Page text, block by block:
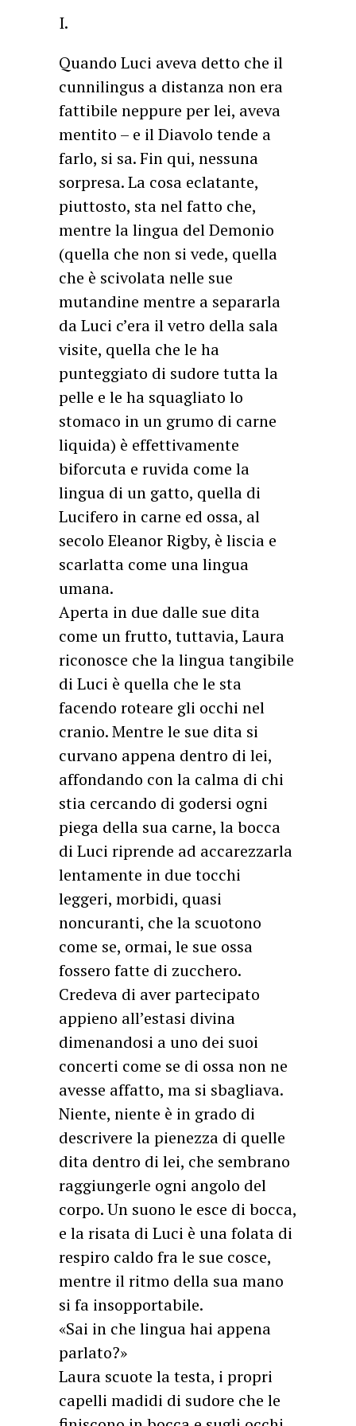
I.
Quando Luci aveva detto che il
cunnilingus a distanza non era
fattibile neppure per lei, aveva
mentito – e il Diavolo tende a
farlo, si sa. Fin qui, nessuna
sorpresa. La cosa eclatante,
piuttosto, sta nel fatto che,
mentre la lingua del Demonio
(quella che non si vede, quella
che è scivolata nelle sue
mutandine mentre a separarla
da Luci c’era il vetro della sala
visite, quella che le ha
punteggiato di sudore tutta la
pelle e le ha squagliato lo
stomaco in un grumo di carne
liquida) è effettivamente
biforcuta e ruvida come la
lingua di un gatto, quella di
Lucifero in carne ed ossa, al
secolo Eleanor Rigby, è liscia e
scarlatta come una lingua
umana.
Aperta in due dalle sue dita
come un frutto, tuttavia, Laura
riconosce che la lingua tangibile
di Luci è quella che le sta
facendo roteare gli occhi nel
cranio. Mentre le sue dita si
curvano appena dentro di lei,
affondando con la calma di chi
stia cercando di godersi ogni
piega della sua carne, la bocca
di Luci riprende ad accarezzarla
lentamente in due tocchi
leggeri, morbidi, quasi
noncuranti, che la scuotono
come se, ormai, le sue ossa
fossero fatte di zucchero.
Credeva di aver partecipato
appieno all’estasi divina
dimenandosi a uno dei suoi
concerti come se di ossa non ne
avesse affatto, ma si sbagliava.
Niente, niente è in grado di
descrivere la pienezza di quelle
dita dentro di lei, che sembrano
raggiungerle ogni angolo del
corpo. Un suono le esce di bocca,
e la risata di Luci è una folata di
respiro caldo fra le sue cosce,
mentre il ritmo della sua mano
si fa insopportabile.
«Sai in che lingua hai appena
parlato?»
Laura scuote la testa, i propri
capelli madidi di sudore che le